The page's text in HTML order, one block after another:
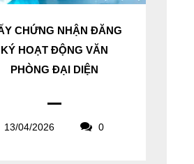
CHỨNG NHẬN ĐĂNG
KÝ HOẠT ĐỘNG VĂN
PHÒNG ĐẠI DIỆN
13/04/2026 0